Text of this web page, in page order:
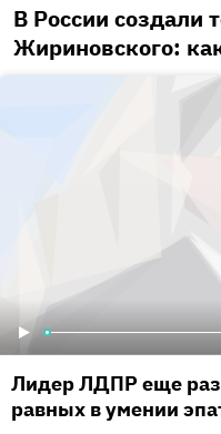
В России создали
Жириновского:
Лидер ЛДПР еще раз
равных в умении